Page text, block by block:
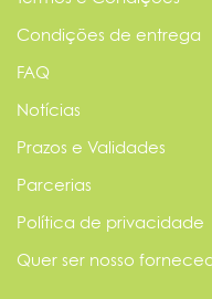
Condições de entrega
FAQ
Notícias
Prazos e Validades
Parcerias
Política de privacidade
Quer ser nosso